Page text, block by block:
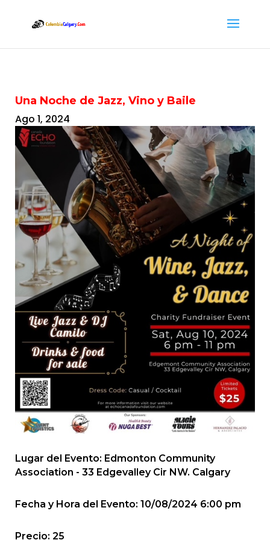
Una Noche de Jazz, Vino y Baile
Ago 1, 2024
Lugar del Evento: Edmonton Community
Association - 33 Edgevalley Cir NW. Calgary
Fecha y Hora del Evento: 10/08/2024 6:00 pm
Precio: 25